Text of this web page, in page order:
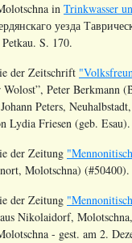
in Trinkwasser
уезда
S. 170.
der Zeitschrift
Wolost”, Peter Berkmann (
Peters,
Lydia Friesen (geb. Esau).
der Zeitung
, Molotschna)
der Zeitung
Nikolaidorf,
- gest. am 2.